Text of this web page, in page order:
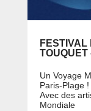
FESTIVAL
TOUQUET
Un Voyage
Paris-Plage !
Avec des
Mondiale